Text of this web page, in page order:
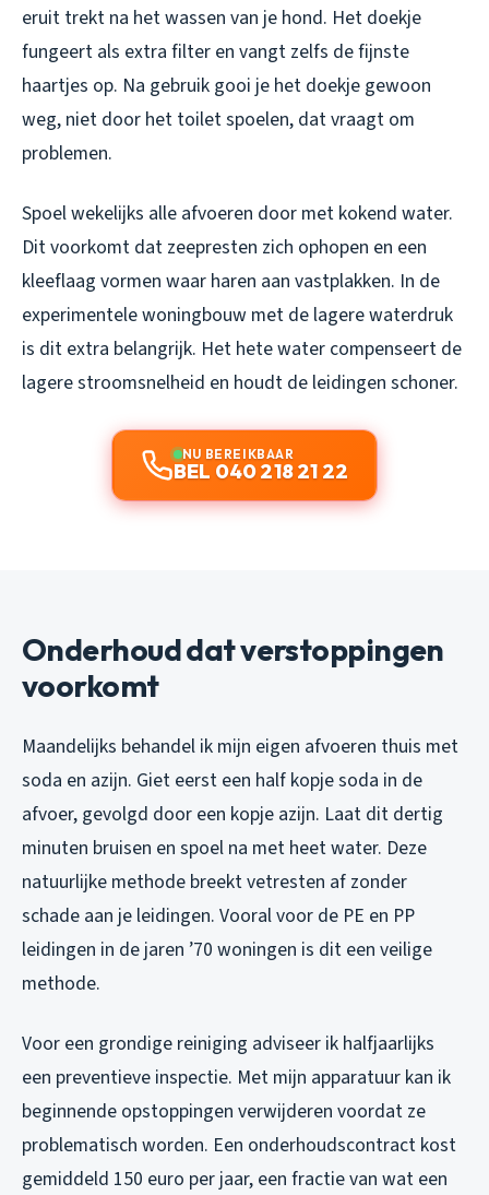
eruit trekt na het wassen van je hond. Het doekje
fungeert als extra filter en vangt zelfs de fijnste
haartjes op. Na gebruik gooi je het doekje gewoon
weg, niet door het toilet spoelen, dat vraagt om
problemen.
Spoel wekelijks alle afvoeren door met kokend water.
Dit voorkomt dat zeepresten zich ophopen en een
kleeflaag vormen waar haren aan vastplakken. In de
experimentele woningbouw met de lagere waterdruk
is dit extra belangrijk. Het hete water compenseert de
lagere stroomsnelheid en houdt de leidingen schoner.
NU BEREIKBAAR
BEL 040 218 21 22
Onderhoud dat verstoppingen
voorkomt
Maandelijks behandel ik mijn eigen afvoeren thuis met
soda en azijn. Giet eerst een half kopje soda in de
afvoer, gevolgd door een kopje azijn. Laat dit dertig
minuten bruisen en spoel na met heet water. Deze
natuurlijke methode breekt vetresten af zonder
schade aan je leidingen. Vooral voor de PE en PP
leidingen in de jaren ’70 woningen is dit een veilige
methode.
Voor een grondige reiniging adviseer ik halfjaarlijks
een preventieve inspectie. Met mijn apparatuur kan ik
beginnende opstoppingen verwijderen voordat ze
problematisch worden. Een onderhoudscontract kost
gemiddeld 150 euro per jaar, een fractie van wat een